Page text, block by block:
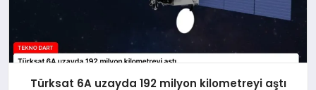
Türksat 6A uzayda 192 milyon kilometreyi aştı